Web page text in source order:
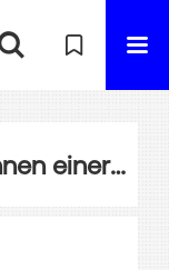
BPA-015097: Arbeiterinnen einer Schmuckfeder-Fabrik